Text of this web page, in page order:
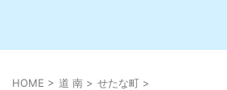
HOME > 道 南 > せたな町 >